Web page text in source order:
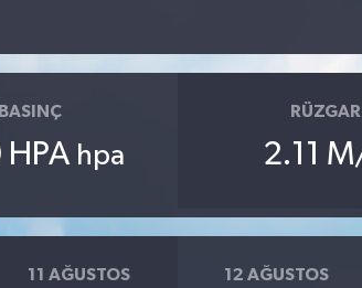
BASINÇ
HPA hpa
RÜZGAR
2.11
11 AĞUSTOS 12 AĞUSTOS